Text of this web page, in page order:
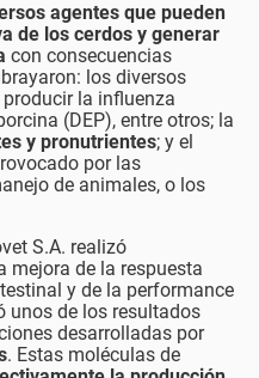
agentes que pueden
de los cerdos y generar
con consecuencias
los diversos
la influenza
(DEP), entre otros; la
y pronutrientes; y el
por las
de animales, o los
S.A. realizó
mejora de la respuesta
y de la performance
unos de los resultados
desarrolladas por
. Estas moléculas de